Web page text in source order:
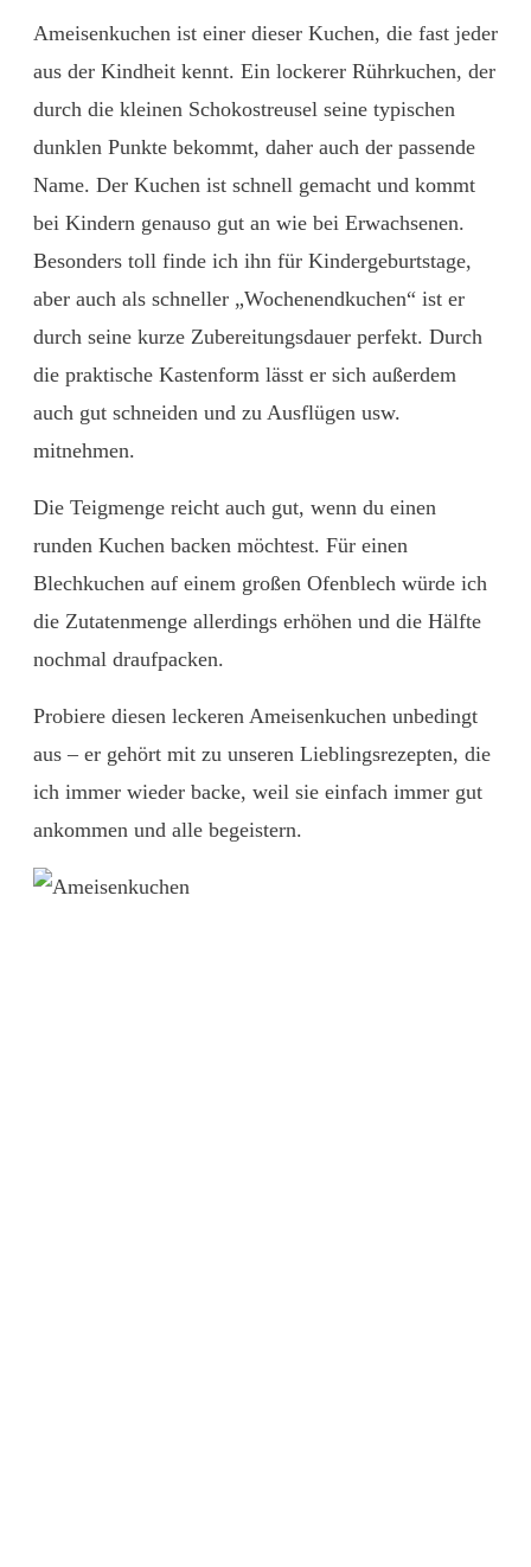
Ameisenkuchen ist einer dieser Kuchen, die fast jeder
aus der Kindheit kennt. Ein lockerer Rührkuchen, der
durch die kleinen Schokostreusel seine typischen
dunklen Punkte bekommt, daher auch der passende
Name. Der Kuchen ist schnell gemacht und kommt
bei Kindern genauso gut an wie bei Erwachsenen.
Besonders toll finde ich ihn für Kindergeburtstage,
aber auch als schneller „Wochenendkuchen“ ist er
durch seine kurze Zubereitungsdauer perfekt. Durch
die praktische Kastenform lässt er sich außerdem
auch gut schneiden und zu Ausflügen usw.
mitnehmen.
Die Teigmenge reicht auch gut, wenn du einen
runden Kuchen backen möchtest. Für einen
Blechkuchen auf einem großen Ofenblech würde ich
die Zutatenmenge allerdings erhöhen und die Hälfte
nochmal draufpacken.
Probiere diesen leckeren Ameisenkuchen unbedingt
aus – er gehört mit zu unseren Lieblingsrezepten, die
ich immer wieder backe, weil sie einfach immer gut
ankommen und alle begeistern.